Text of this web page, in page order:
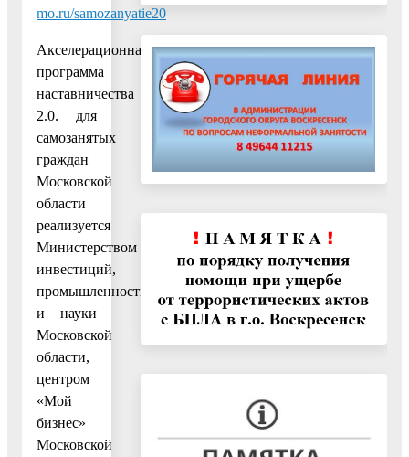
mo.ru/samozanyatie20
Акселерационная
программа
наставничества
2.0. для
самозанятых
граждан
Московской
области
реализуется
Министерством
инвестиций,
промышленности
и науки
Московской
области,
центром
«Мой
бизнес»
Московской